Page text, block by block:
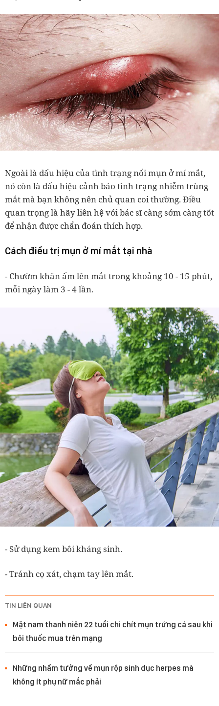
Ngoài là dấu hiệu của tình trạng nổi mụn ở mí mắt,
nó còn là dấu hiệu cảnh báo tình trạng nhiễm trùng
mắt mà bạn không nên chủ quan coi thường. Điều
quan trọng là hãy liên hệ với bác sĩ càng sớm càng tốt
để nhận được chẩn đoán thích hợp.
Cách điều trị mụn ở mí mắt tại nhà
- Chườm khăn ấm lên mắt trong khoảng 10 - 15 phút,
mỗi ngày làm 3 - 4 lần.
- Sử dụng kem bôi kháng sinh.
- Tránh cọ xát, chạm tay lên mắt.
TIN LIÊN QUAN
Mặt nam thanh niên 22 tuổi chi chít mụn trứng cá sau khi
bôi thuốc mua trên mạng
Những nhầm tưởng về mụn rộp sinh dục herpes mà
không ít phụ nữ mắc phải